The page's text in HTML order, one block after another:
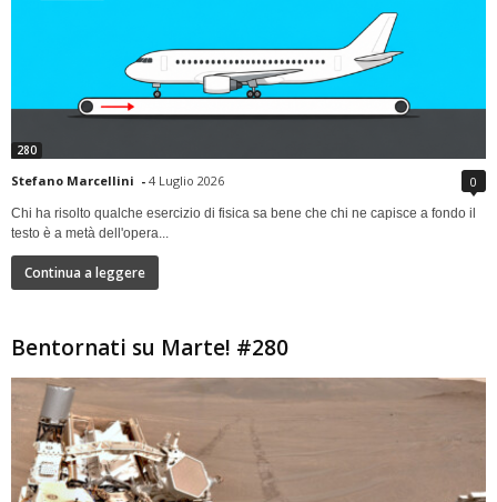
280
Stefano Marcellini - 4 Luglio 2026 0
Chi ha risolto qualche esercizio di fisica sa bene che chi ne capisce a fondo il
testo è a metà dell'opera...
Continua a leggere
Bentornati su Marte! #280